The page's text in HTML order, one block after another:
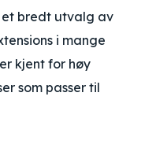
et bredt utvalg av
i mange
kjent for høy
som passer til